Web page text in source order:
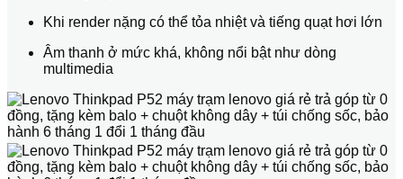
Khi render nặng có thể tỏa nhiệt và tiếng quạt hơi lớn
Âm thanh ở mức khá, không nổi bật như dòng
multimedia